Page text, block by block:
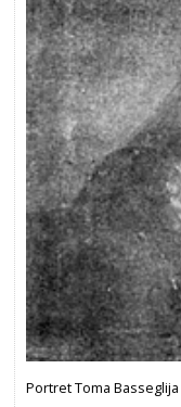
Portret Toma